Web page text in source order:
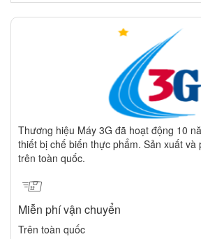
Thương hiệu Máy 3G đã hoạt động 10
thiết bị chế biến thực phẩm. Sản xuất và
trên toàn quốc.
Miễn phí vận chuyển
Trên toàn quốc